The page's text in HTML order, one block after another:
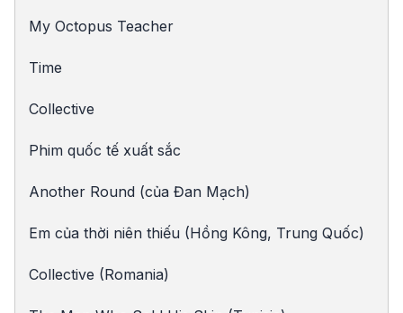
My Octopus Teacher
Time
Collective
Phim quốc tế xuất sắc
Another Round (của Đan Mạch)
Em của thời niên thiếu (Hồng Kông, Trung Quốc)
Collective (Romania)